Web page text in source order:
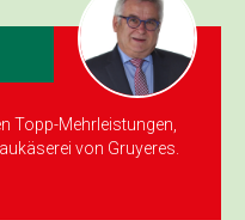
Topp-Mehrleistungen,
von Gruyeres.